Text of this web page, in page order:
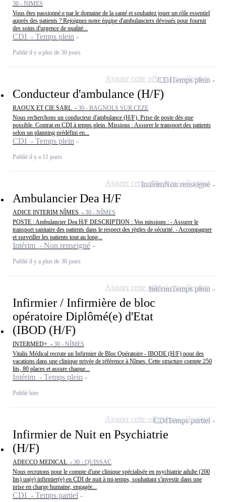
30 - NIMES
Vous êtes passionné.e par le domaine de la santé et souhaitez jouer un rôle essentiel
auprès des patients ? Rejoignez notre équipe d'ambulanciers dévoués pour fournir
des soins d'urgence de qualité...
CDI - Temps plein
Publié il y a plus de 30 jours
Conducteur d'ambulance (H/F)
RAOUX ET CIE SARL - 30 - BAGNOLS SUR CEZE
Nous recherchons un conducteur d'ambulance (H/F). Prise de poste dès que
possible. Contrat en CDI à temps plein. Missions : Assurer le transport des patients
selon un planning prédéfini en...
CDI - Temps plein
Publié il y a 11 jours
CDITemps plein
Ajouter cette offre à ma sélection
Ambulancier Dea H/F
ADICE INTERIM NÎMES - 30 - NÎMES
POSTE : Ambulancier Dea H/F DESCRIPTION : Vos missions : - Assurer le
transport sanitaire des patients dans le respect des règles de sécurité. - Accompagner
et surveiller les patients tout au long...
Intérim - Non renseigné
Publié il y a plus de 30 jours
IntérimNon renseigné
Ajouter cette offre à ma sélection
Infirmier / Infirmière de bloc
opératoire Diplômé(e) d'Etat
(IBOD (H/F)
INTERMED+ - 30 - NÎMES
Vitalis Médical recrute un Infirmier de Bloc Opératoire - IBODE (H/F) pour des
vacations dans une clinique privée de référence à Nîmes. Cette structure compte 250
lits, 80 places et assure chaque...
Intérim - Temps plein
Publié hier
IntérimTemps plein
Ajouter cette offre à ma sélection
Infirmier de Nuit en Psychiatrie
(H/F)
ADECCO MEDICAL - 30 - QUISSAC
Nous recrutons pour le compte d'une clinique spécialisée en psychiatrie adulte (200
lits) un(e) infirmier(e) en CDI de nuit à mi-temps, souhaitant s'investir dans une
prise en charge humaine, engagée...
CDI - Temps partiel
CDITemps partiel
Ajouter cette offre à ma sélection